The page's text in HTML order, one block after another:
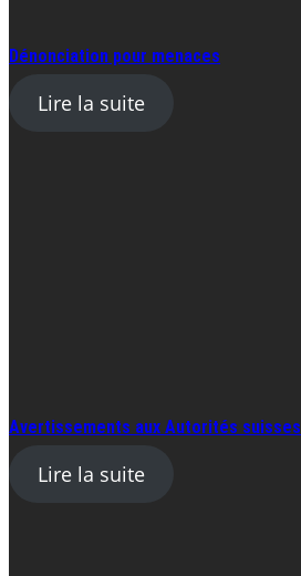
Dénonciation pour menaces
Lire la suite
Avertissements aux Autorités suisses
Lire la suite